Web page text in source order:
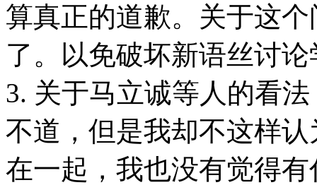
算真正的道歉。关于这
了。以免破坏新语丝讨
3. 关于马立诚等人的看
不道，但是我却不这样
在一起，我也没有觉得